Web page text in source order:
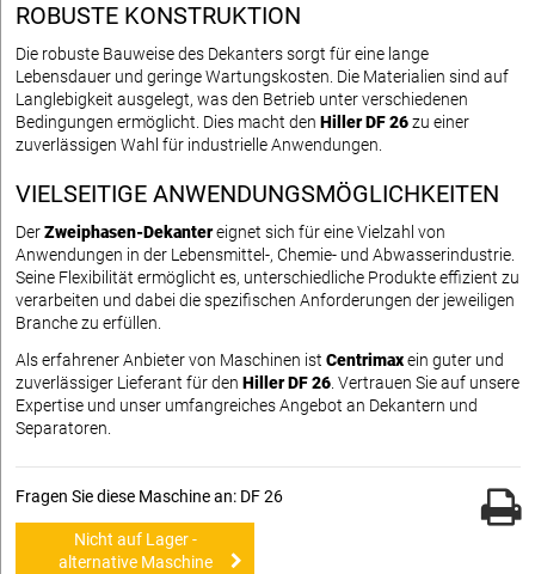
ROBUSTE KONSTRUKTION
Die robuste Bauweise des Dekanters sorgt für eine lange
Lebensdauer und geringe Wartungskosten. Die Materialien sind auf
Langlebigkeit ausgelegt, was den Betrieb unter verschiedenen
Bedingungen ermöglicht. Dies macht den Hiller DF 26zu einer
zuverlässigen Wahl für industrielle Anwendungen.
VIELSEITIGE ANWENDUNGSMÖGLICHKEITEN
DerZweiphasen-Dekantereignet sich für eine Vielzahl von
Anwendungen in der Lebensmittel-, Chemie- und Abwasserindustrie.
Seine Flexibilität ermöglicht es, unterschiedliche Produkte effizient zu
verarbeiten und dabei die spezifischen Anforderungen der jeweiligen
Branche zu erfüllen.
Als erfahrener Anbieter von Maschinen ist Centrimaxein guter und
zuverlässiger Lieferant für den Hiller DF 26. Vertrauen Sie auf unsere
Expertise und unser umfangreiches Angebot an Dekantern und
Separatoren.
Fragen Sie diese Maschine an: DF 26
Nicht auf Lager -
alternative Maschine